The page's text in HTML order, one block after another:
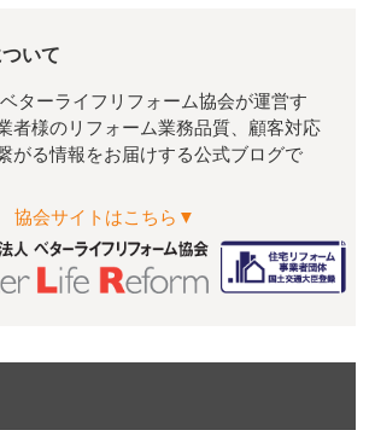
いて
ターライフリフォーム協会が運営す
者様のリフォーム業務品質、顧客対応
がる情報をお届けする公式ブログで
協会サイトはこちら▼